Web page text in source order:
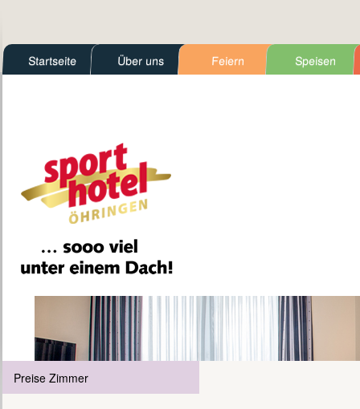
Startseite Über uns Feiern Speisen
Preise Zimmer